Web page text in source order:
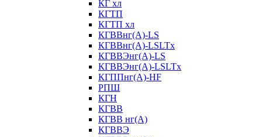
КГ хл
КГТП
КГТП хл
КГВВнг(А)-LS
КГВВнг(А)-LSLTx
КГВВЭнг(А)-LS
КГВВЭнг(А)-LSLTx
КГППнг(А)-HF
РПШ
КГН
КГВВ
КГВВ нг(А)
КГВВЭ